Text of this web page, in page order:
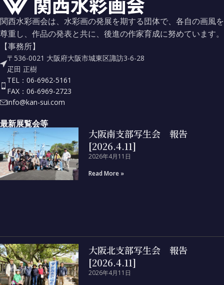
関西水彩画会は、水彩画の発展を期する団体で、各自の画風を
尊重し、作品の発表と共に、後進の作家育成に努めています。
【事務所】
〒536-0021 大阪府大阪市城東区諏訪3-6-28
疋田 正樹
TEL：06-6962-5161
FAX：06-6969-2723
info@kan-sui.com
最新展覧会等
大阪南支部写生会 報告
[2026.4.11]
2026年4月11日
Read More »
大阪北支部写生会 報告
[2026.4.11]
2026年4月11日